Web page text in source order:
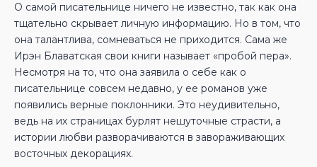
О самой писательнице ничего не известно, так как она
тщательно скрывает личную информацию. Но в том, что
она талантлива, сомневаться не приходится. Сама же
Ирэн Блаватская свои книги называет «пробой пера».
Несмотря на то, что она заявила о себе как о
писательнице совсем недавно, у ее романов уже
появились верные поклонники. Это неудивительно,
ведь на их страницах бурлят нешуточные страсти, а
истории любви разворачиваются в завораживающих
восточных декорациях.